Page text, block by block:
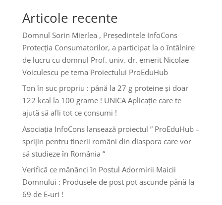
Articole recente
Domnul Sorin Mierlea , Președintele InfoCons
Protecția Consumatorilor, a participat la o întâlnire
de lucru cu domnul Prof. univ. dr. emerit Nicolae
Voiculescu pe tema Proiectului ProEduHub
Ton în suc propriu : până la 27 g proteine și doar
122 kcal la 100 grame ! UNICA Aplicație care te
ajută să afli tot ce consumi !
Asociația InfoCons lansează proiectul ” ProEduHub –
sprijin pentru tinerii români din diaspora care vor
să studieze în România “
Verifică ce mănânci în Postul Adormirii Maicii
Domnului : Produsele de post pot ascunde până la
69 de E-uri !